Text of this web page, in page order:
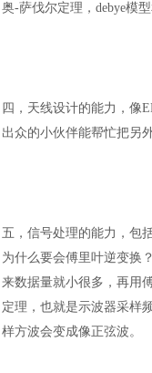
奥-萨伐尔定理，debye模
四， 天线设计的能力，像
出众的小伙伴能帮忙把另
五，信号处理的能力，包
为什么要会傅里叶逆变换
来数据量就小很多，再用
定理，也就是示波器采样
样方波会变成像正弦波。